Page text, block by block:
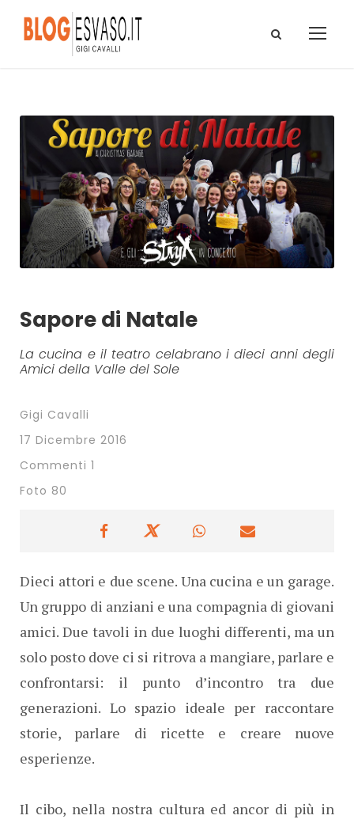
Sapore di Natale
La cucina e il teatro celabrano i dieci anni degli
Amici della Valle del Sole
Gigi Cavalli
17 Dicembre 2016
Commenti 1
Foto 80
Dieci attori e due scene. Una cucina e un garage.
Un gruppo di anziani e una compagnia di giovani
amici. Due tavoli in due luoghi differenti, ma un
solo posto dove ci si ritrova a mangiare, parlare e
confrontarsi: il punto d’incontro tra due
generazioni. Lo spazio ideale per raccontare
storie, parlare di ricette e creare nuove
esperienze.
Il cibo, nella nostra cultura ed ancor di più in